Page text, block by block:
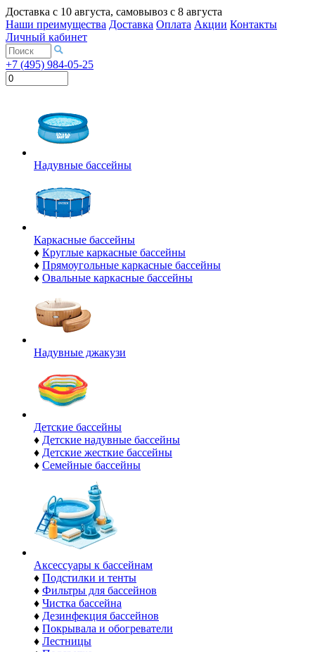
Доставка с 10 августа, самовывоз с 8 августа
Наши преимущества Доставка Оплата Акции Контакты
Личный кабинет
+7 (495) 984-05-25
Надувные бассейны
Каркасные бассейны
♦ Круглые каркасные бассейны
♦ Прямоугольные каркасные бассейны
♦ Овальные каркасные бассейны
Надувные джакузи
Детские бассейны
♦ Детские надувные бассейны
♦ Детские жесткие бассейны
♦ Семейные бассейны
Аксессуары к бассейнам
♦ Подстилки и тенты
♦ Фильтры для бассейнов
♦ Чистка бассейна
♦ Дезинфекция бассейнов
♦ Покрывала и обогреватели
♦ Лестницы